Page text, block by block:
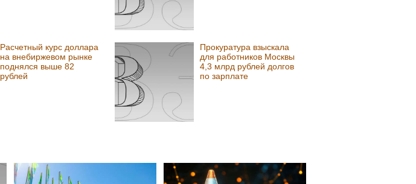
Расчетный курс доллара
на внебиржевом рынке
поднялся выше 82
рублей
Прокуратура взыскала
для работников Москвы
4,3 млрд рублей долгов
по зарплате